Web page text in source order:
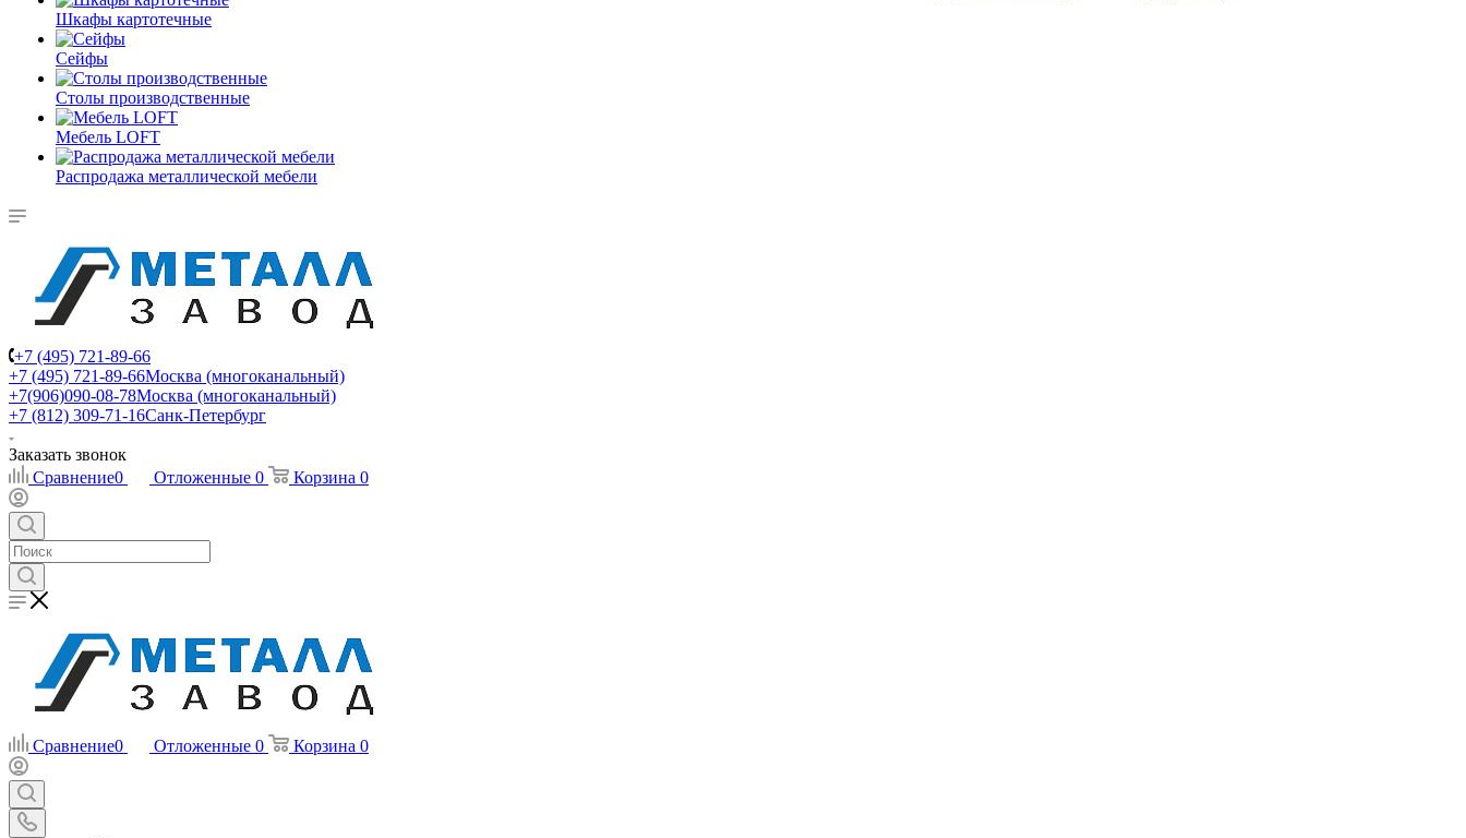
Шкафы картотечные
Сейфы
Столы производственные
Мебель LOFT
Распродажа металлической мебели
+7 (495) 721-89-66
+7 (495) 721-89-66Москва (многоканальный)
+7(906)090-08-78Москва (многоканальный)
+7 (812) 309-71-16Санк-Петербург
Заказать звонок
Сравнение0 Отложенные 0 Корзина 0
Сравнение0 Отложенные 0 Корзина 0